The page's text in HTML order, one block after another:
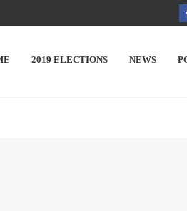
2019 ELECTIONS NEWS